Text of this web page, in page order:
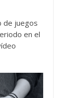
de juegos
en el